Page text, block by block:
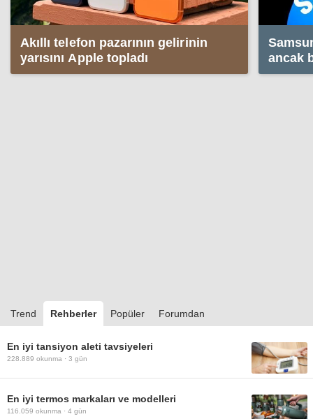
Akıllı telefon pazarının gelirinin
yarısını Apple topladı
ancak
etkisi
Trend Rehberler Popüler Forumdan
En iyi tansiyon aleti tavsiyeleri
228.889 okunma · 3 gün
En iyi termos markaları ve modelleri
116.059 okunma · 4 gün